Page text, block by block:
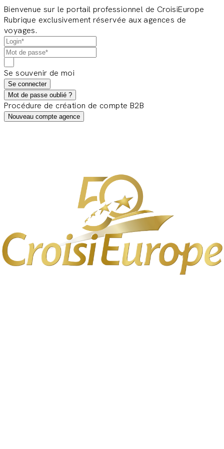
Bienvenue sur le portail professionnel de CroisiEurope
Rubrique exclusivement réservée aux agences de
voyages.
Se souvenir de moi
Se connecter
Mot de passe oublié ?
Procédure de création de compte B2B
Nouveau compte agence